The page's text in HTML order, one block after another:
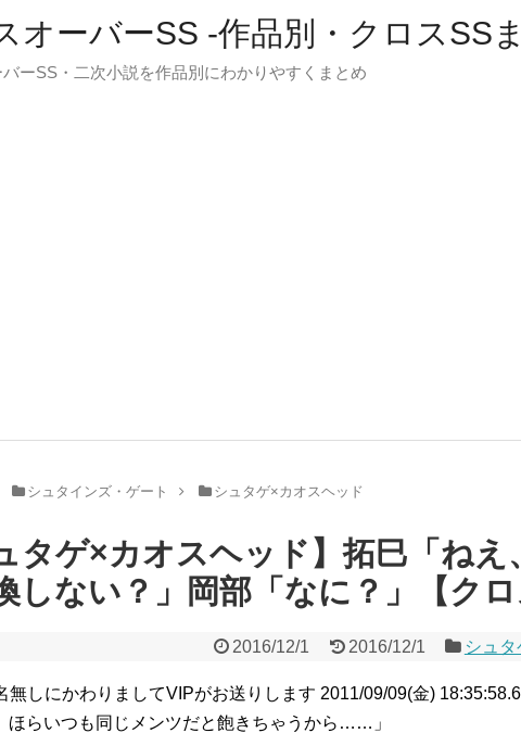
オーバーSS -作品別・クロスSS
バーSS・二次小説を作品別にわかりやすくまとめ
シュタインズ・ゲート シュタゲ×カオスヘッド
タゲ×カオスヘッド】拓巳「ねえ
しない？」岡部「なに？」【クロ
2016/12/1 2016/12/1 シュ
無しにかわりましてVIPがお送りします 2011/09/09(金)
ほらいつも同じメンツだと飽きちゃうから……」